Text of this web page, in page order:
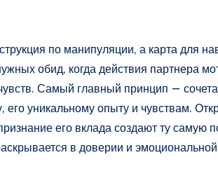
по манипуляции, а карта для
обид, когда действия партнера
Самый главный принцип —
его уникальному опыту и чувствам.
его вклада создают ту самую
в доверии и эмоциональной